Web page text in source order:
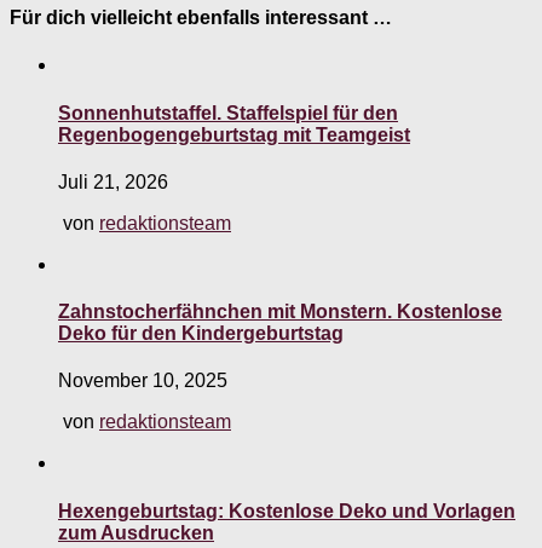
Für dich vielleicht ebenfalls interessant …
Sonnenhutstaffel. Staffelspiel für den
Regenbogengeburtstag mit Teamgeist
Juli 21, 2026
von redaktionsteam
Zahnstocherfähnchen mit Monstern. Kostenlose
Deko für den Kindergeburtstag
November 10, 2025
von redaktionsteam
Hexengeburtstag: Kostenlose Deko und Vorlagen
zum Ausdrucken